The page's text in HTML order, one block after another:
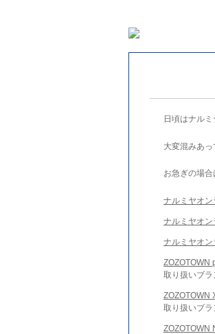
日頃はナル
大変混みあ
お急ぎの場合
ナルミヤオ
ナルミヤオ
ナルミヤオ
ZOZOTOWN
取り扱いブ
ZOZOTOWN
取り扱いブ
ZOZOTOWN